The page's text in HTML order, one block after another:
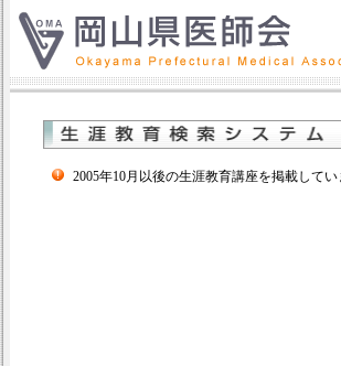
2005年10月以後の生涯教育講座を掲載してい